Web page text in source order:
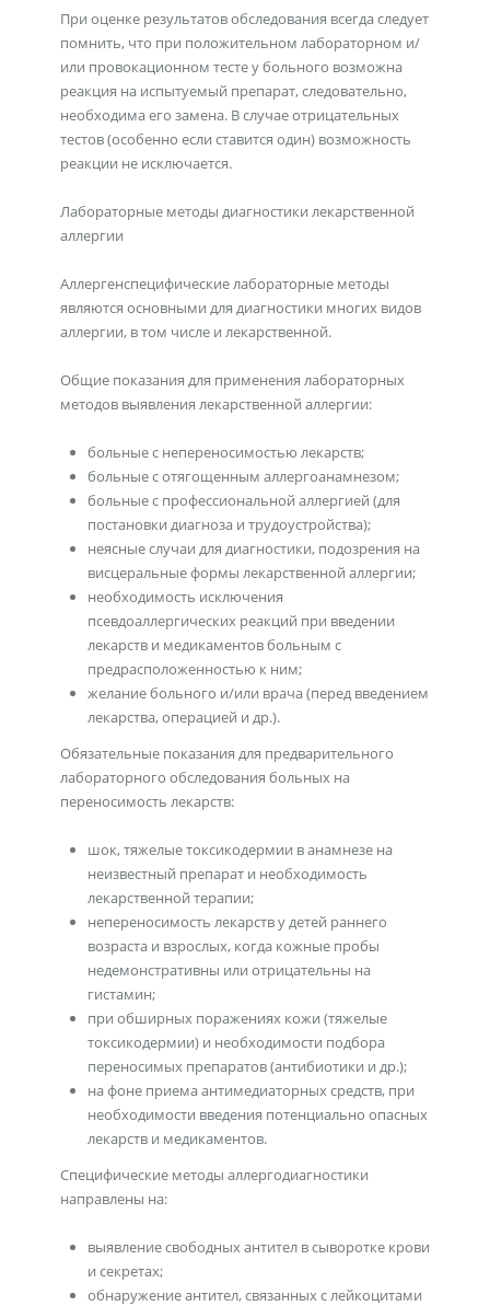
При оценке результатов обследования всегда следует
помнить, что при положительном лабораторном и/
или провокационном тесте у больного возможна
реакция на испытуемый препарат, следовательно,
необходима его замена. В случае отрицательных
тестов (особенно если ставится один) возможность
реакции не исключается.
Лабораторные методы диагностики лекарственной
аллергии
Аллергенспецифические лабораторные методы
являются основными для диагностики многих видов
аллергии, в том числе и лекарственной.
Общие показания для применения лабораторных
методов выявления лекарственной аллергии:
больные с непереносимостью лекарств;
больные с отягощенным аллергоанамнезом;
больные с профессиональной аллергией (для
постановки диагноза и трудоустройства);
неясные случаи для диагностики, подозрения на
висцеральные формы лекарственной аллергии;
необходимость исключения
псевдоаллергических реакций при введении
лекарств и медикаментов больным с
предрасположенностью к ним;
желание больного и/или врача (перед введением
лекарства, операцией и др.).
Обязательные показания для предварительного
лабораторного обследования больных на
переносимость лекарств:
шок, тяжелые токсикодермии в анамнезе на
неизвестный препарат и необходимость
лекарственной терапии;
непереносимость лекарств у детей раннего
возраста и взрослых, когда кожные пробы
недемонстративны или отрицательны на
гистамин;
при обширных поражениях кожи (тяжелые
токсикодермии) и необходимости подбора
переносимых препаратов (антибиотики и др.);
на фоне приема антимедиаторных средств, при
необходимости введения потенциально опасных
лекарств и медикаментов.
Специфические методы аллергодиагностики
направлены на:
выявление свободных антител в сыворотке крови
и секретах;
обнаружение антител, связанных с лейкоцитами